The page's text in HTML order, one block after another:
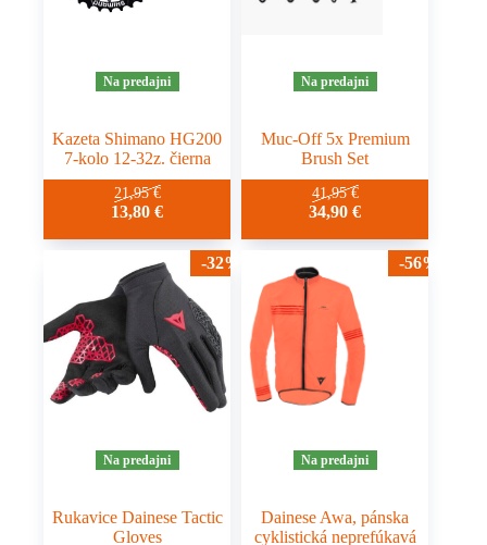
Na predajni
Kazeta Shimano HG200
7-kolo 12-32z. čierna
21,95€
13,80€
Na predajni
Muc-Off 5x Premium
Brush Set
41,95€
34,90€
-32%
Na predajni
Rukavice Dainese Tactic
Gloves
-56%
Na predajni
Dainese Awa, pánska
cyklistická neprefúkavá